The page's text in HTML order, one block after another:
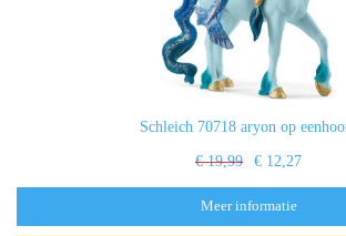
Schleich 70718 aryon op
€ 19,99 € 12,27
Meer informatie